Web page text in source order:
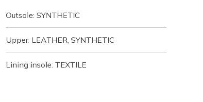
Outsole: SYNTHETIC
Upper: LEATHER, SYNTHETIC
Lining insole: TEXTILE